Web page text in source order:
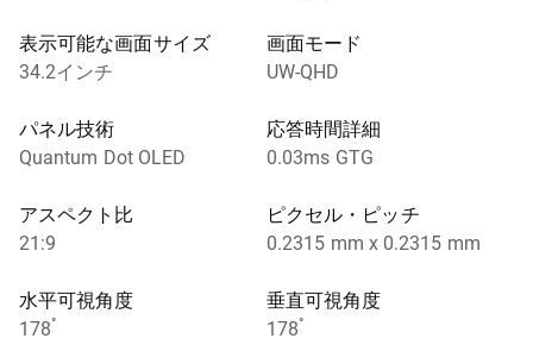
表示可能な画面サイズ
34.2インチ
画面モード
UW-QHD
パネル技術
Quantum Dot OLED
応答時間詳細
0.03ms GTG
アスペクト比
21:9
ピクセル・ピッチ
0.2315 mm x 0.2315 mm
水平可視角度
178°
垂直可視角度
178°